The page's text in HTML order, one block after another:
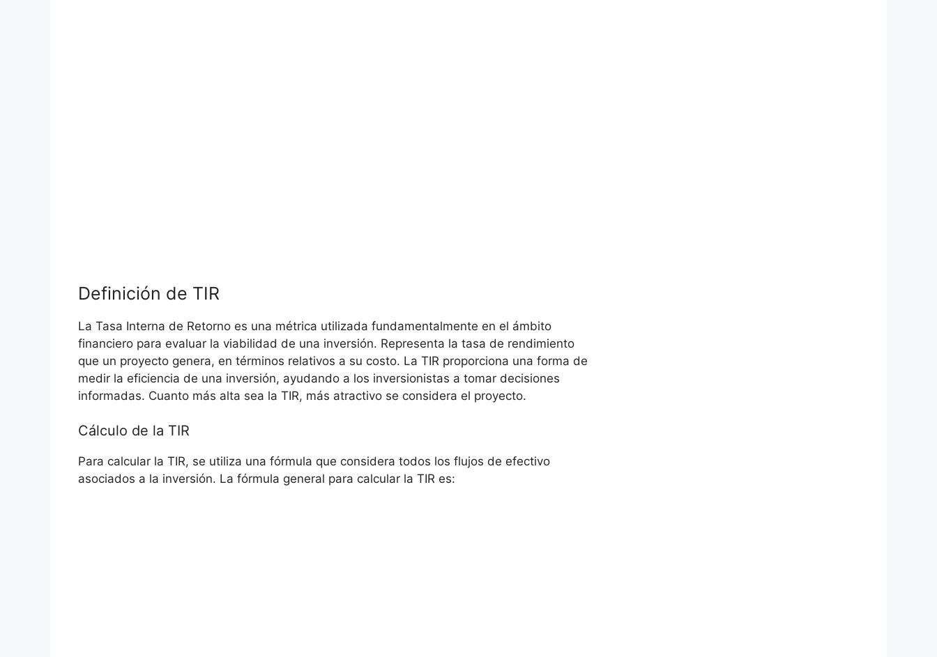
Definición de⁣ TIR
La Tasa Interna de Retorno es una métrica utilizada fundamentalmente en el ámbito
financiero para evaluar la viabilidad de una inversión. Representa la tasa de rendimiento
que un proyecto genera,‍ en términos relativos a su costo. La TIR proporciona una forma de
medir la eficiencia de una inversión, ⁣ayudando ‍a ‌los inversionistas a tomar decisiones
informadas. Cuanto más alta sea la‌ TIR, más atractivo se considera​ el proyecto.
Cálculo de la TIR
Para calcular ⁤la TIR, se utiliza una fórmula que considera todos ​los flujos de efectivo
asociados a‌ la inversión.⁤ La fórmula general para calcular la ⁣TIR es: